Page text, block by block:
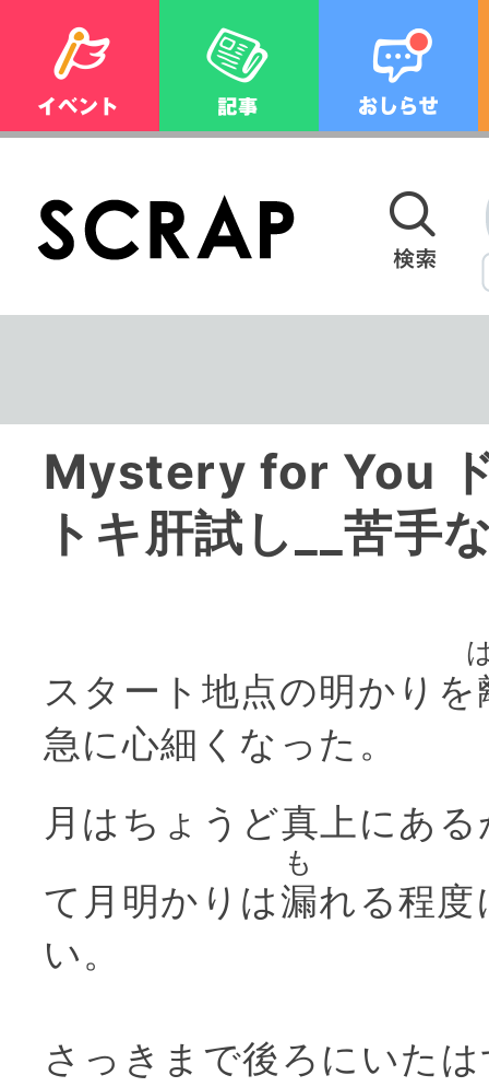
Mystery for You ドキドキナゾ
トキ肝試し__苦手
スタート地点の明かりを
急に心細くなった。
月はちょうど真上にあ
て月明かりは漏
も
れる程
い。
さっきまで後ろにいた